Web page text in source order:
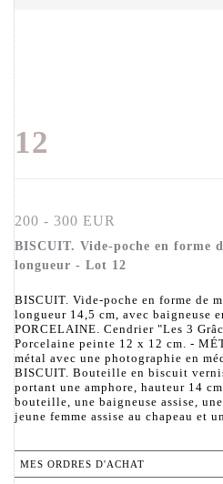
12
200 - 300 EUR
BISCUIT. Vide-poche en forme
longueur - Lot 12
BISCUIT. Vide-poche en forme de
longueur 14,5 cm, avec baigneuse
PORCELAINE. Cendrier "Les 3
Porcelaine peinte 12 x 12 cm. -
métal avec une photographie en
BISCUIT. Bouteille en biscuit
portant une amphore, hauteur 14
bouteille, une baigneuse assise,
jeune femme assise au chapeau et
MES ORDRES D'ACHAT